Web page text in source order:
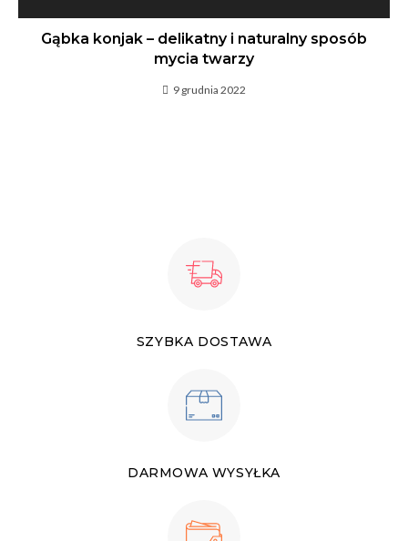
Gąbka konjak – delikatny i naturalny sposób
mycia twarzy
9 grudnia 2022
SZYBKA DOSTAWA
DARMOWA WYSYŁKA